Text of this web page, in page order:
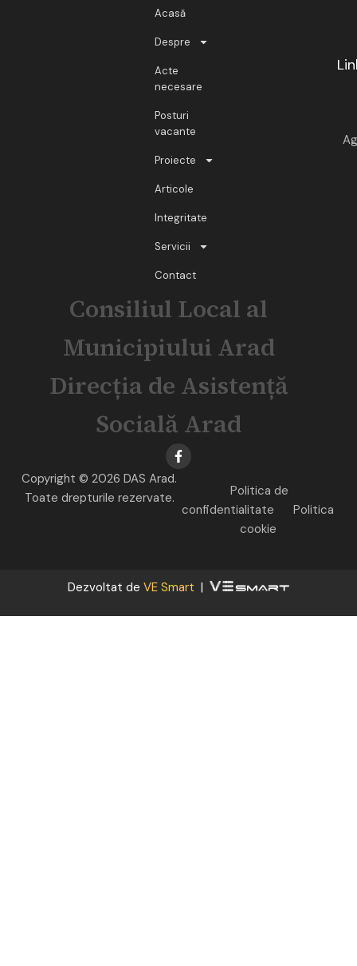
Acasă
Despre
Acte
necesare
Posturi
vacante
Proiecte
Articole
Integritate
Servicii
Contact
Consiliul Local al
Municipiului Arad
Direcția de Asistență
Socială Arad
Copyright © 2026 DAS Arad.
Toate drepturile rezervate.
Politica de
confidentialitate
Politica
cookie
Dezvoltat de VE Smart |